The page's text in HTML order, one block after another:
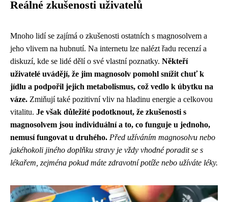
Reálné zkušenosti uživatelů
Mnoho lidí se zajímá o zkušenosti ostatních s magnosolvem a
jeho vlivem na hubnutí. Na internetu lze nalézt řadu recenzí a
diskuzí, kde se lidé dělí o své vlastní poznatky. Někteří
uživatelé uvádějí, že jim magnosolv pomohl snížit chuť k
jídlu a podpořil jejich metabolismus, což vedlo k úbytku na
váze. Zmiňují také pozitivní vliv na hladinu energie a celkovou
vitalitu. Je však důležité podotknout, že zkušenosti s
magnosolvem jsou individuální a to, co funguje u jednoho,
nemusí fungovat u druhého. Před užíváním magnosolvu nebo
jakéhokoli jiného doplňku stravy je vždy vhodné poradit se s
lékařem, zejména pokud máte zdravotní potíže nebo užíváte léky.